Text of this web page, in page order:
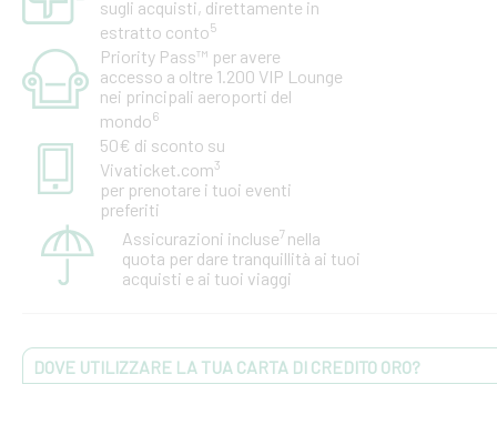
sugli acquisti, direttamente in
estratto conto5
Priority Pass™ per avere
accesso a oltre 1.200 VIP Lounge
nei principali aeroporti del
mondo6
50€ di sconto su
Vivaticket.com3
per prenotare i tuoi eventi
preferiti
Assicurazioni incluse7 nella
quota per dare tranquillità ai tuoi
acquisti e ai tuoi viaggi
DOVE UTILIZZARE LA TUA CARTA DI CREDITO ORO?